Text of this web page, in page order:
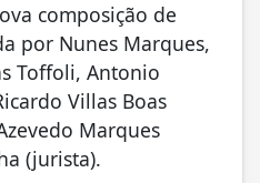
composição de
por Nunes Marques,
Toffoli, Antonio
Villas Boas
Marques
(jurista).